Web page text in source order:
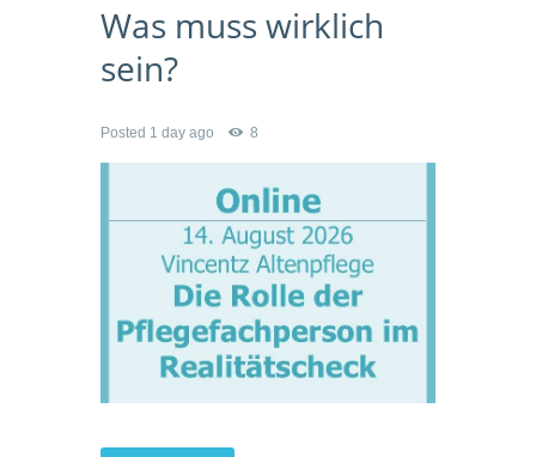
Was muss wirklich
sein?
Posted 1 day ago 8